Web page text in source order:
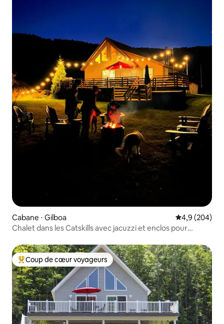
Cabane ⋅ Gilboa Évaluation
4,9 (204)
Chalet dans les Catskills avec jacuzzi et enclos pour
Coups de cœur voyageurs les plus appréciés
Coup de cœur voyageurs